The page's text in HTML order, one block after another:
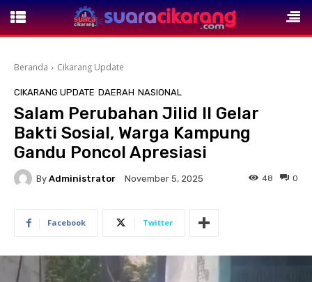
Beranda Cikarang Update
CIKARANG UPDATE DAERAH NASIONAL
Salam Perubahan Jilid II Gelar
Bakti Sosial, Warga Kampung
Gandu Poncol Apresiasi
By Administrator November 5, 2025 0
48
Facebook Twitter